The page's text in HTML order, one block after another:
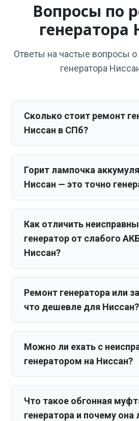
Вопросы по
генератора
Ответы на частые вопросы
генератора
Сколько стоит ремонт
Ниссан в СПб?
Горит лампочка
Ниссан — это точно
Как отличить
генератор от слабого
Ниссан?
Ремонт генератора или
что дешевле для Ниссан?
Можно ли ехать с
генератором на Ниссан?
Что такое обгонная
генератора и почему она